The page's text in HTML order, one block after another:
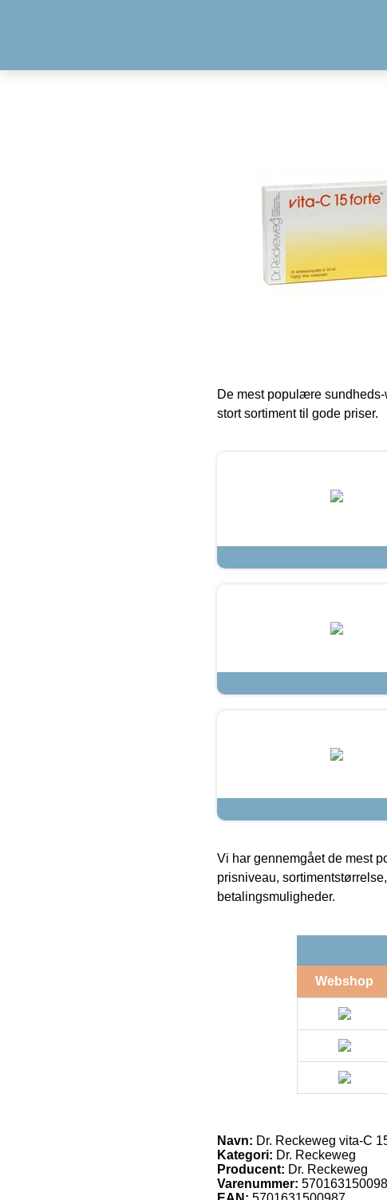
De mest populære
stort sortiment til gode priser.
Vi har gennemgået de mest
prisniveau,
betalingsmuligheder.
Webshop
Navn: Dr. Reckeweg vita-C
Kategori: Dr. Reckeweg
Producent: Dr. Reckeweg
Varenummer: